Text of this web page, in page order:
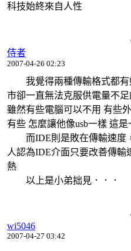
科技始終來自人性
侍者
2007-04-26 02:23
我覺得兩種傳輸格式都有
市卻一直無法克服供電量不
雖然有些電腦可以不用 有些
有些 怎麼讓他像usb一樣 這
而IDE則是敗在傳輸速度
人認為IDE介面只要改善傳輸
熱
以上是小弟拙見．．．
wi5046
2007-04-27 03:42